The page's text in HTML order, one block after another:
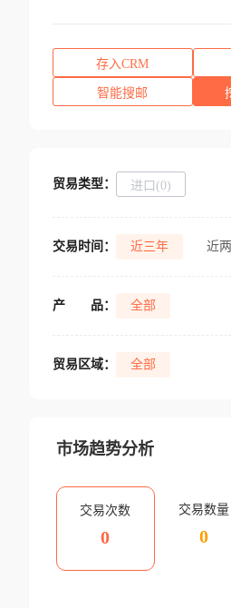
存入CRM
智能搜邮
贸易类型： 进口(0)
交易时间： 近三年 近
产 品： 全部
贸易区域： 全部
市场趋势分析
交易次数
0
交易数量
0